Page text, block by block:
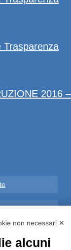
Trasparenza
2016 –
non necessari ✕
alcuni